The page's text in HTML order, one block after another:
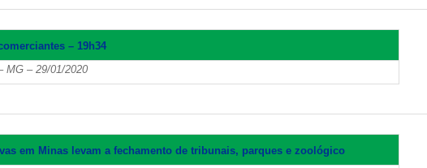
– 19h34
MG – 29/01/2020
em Minas levam a fechamento de tribunais, parques e zoológico